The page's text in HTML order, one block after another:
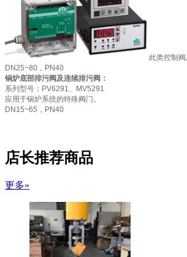
此类控制
DN25~80，PN40
锅炉底部排污阀及连续排污阀：
系列型号：PV6291、MV5291
应用于锅炉系统的特殊阀门。
DN15~65，PN40
店长推荐商品
更多»